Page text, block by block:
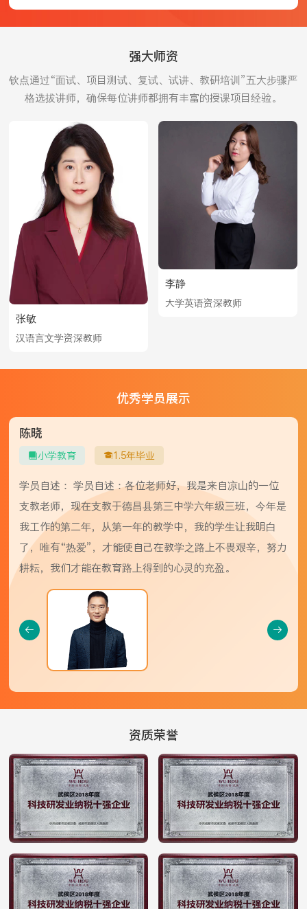
强大师资
钦点通过“面试、项目测试、复试、试讲、教研培训”五大步骤严
格选拔讲师，确保每位讲师都拥有丰富的授课项目经验。
张敏
汉语言文学资深教师
李静
大学英语资深教师
优秀学员展示
陈晓
小学教育 1.5年毕业
学员自述： 学员自述：各位老师好，我是来自凉山的一位
支教老师，现在支教于德昌县第三中学六年级三班，今年是
我工作的第二年，从第一年的教学中，我的学生让我明白
了，唯有“热爱”，才能使自己在教学之路上不畏艰辛，努力
耕耘，我们才能在教育路上得到的心灵的充盈。


资质荣誉